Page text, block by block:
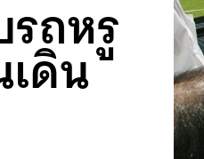
ถหรู
ดิน